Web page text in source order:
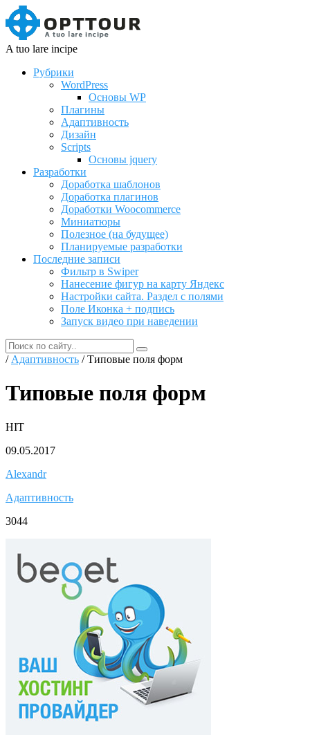
A tuo lare incipe
Рубрики
WordPress
Основы WP
Плагины
Адаптивность
Дизайн
Scripts
Основы jquery
Разработки
Доработка шаблонов
Доработка плагинов
Доработки Woocommerce
Миниатюры
Полезное (на будущее)
Планируемые разработки
Последние записи
Фильтр в Swiper
Нанесение фигур на карту Яндекс
Настройки сайта. Раздел с полями
Поле Иконка + подпись
Запуск видео при наведении
/ Адаптивность / Типовые поля форм
Типовые поля форм
HIT
09.05.2017
Alexandr
Адаптивность
3044